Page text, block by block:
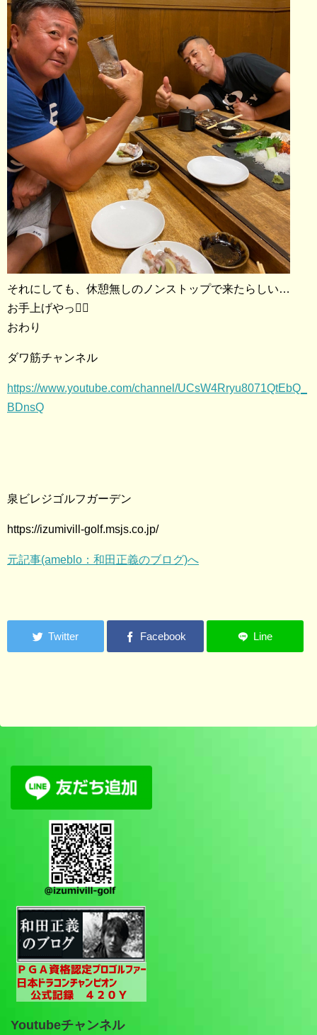
それにしても、休憩無しのノンストップで来たらしい…
お手上げやっ🤷‍♀️
おわり
ダワ筋チャンネル
https://www.youtube.com/channel/UCsW4Rryu8071QtEbQ_
BDnsQ
泉ビレジゴルフガーデン
https://izumivill-golf.msjs.co.jp/
元記事(ameblo：和田正義のブログ)へ
Youtubeチャンネル